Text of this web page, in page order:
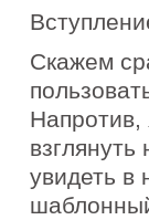
Скажем
Напротив,
увидеть